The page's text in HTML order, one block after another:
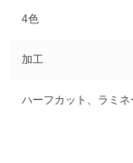
4色
加工
ハーフカット、ラミネ